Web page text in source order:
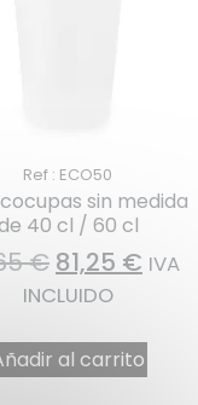
Ref : ECO50
sin medida
40 cl / 60 cl
€ 81,25 € IVA
INCLUIDO
al carrito